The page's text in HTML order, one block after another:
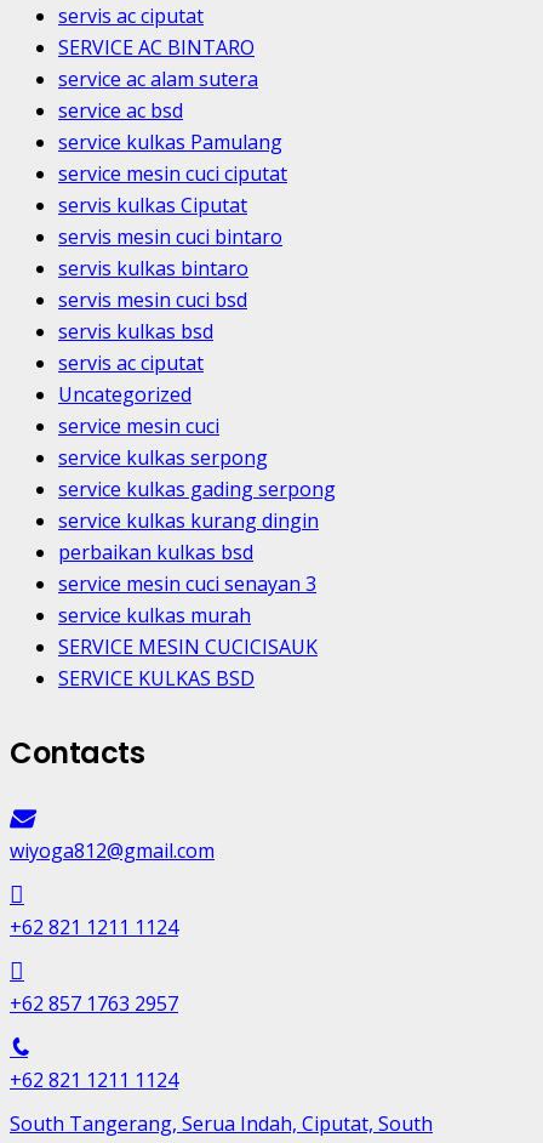
servis ac ciputat
SERVICE AC BINTARO
service ac alam sutera
service ac bsd
service kulkas Pamulang
service mesin cuci ciputat
servis kulkas Ciputat
servis mesin cuci bintaro
servis kulkas bintaro
servis mesin cuci bsd
servis kulkas bsd
servis ac ciputat
Uncategorized
service mesin cuci
service kulkas serpong
service kulkas gading serpong
service kulkas kurang dingin
perbaikan kulkas bsd
service mesin cuci senayan 3
service kulkas murah
SERVICE MESIN CUCICISAUK
SERVICE KULKAS BSD
Contacts
wiyoga812@gmail.com
+62 821 1211 1124
+62 857 1763 2957
+62 821 1211 1124
South Tangerang, Serua Indah, Ciputat, South